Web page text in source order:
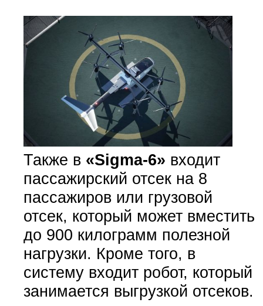
Также в «Sigma-6» входит
пассажирский отсек на 8
пассажиров или грузовой
отсек, который может вместить
до 900 килограмм полезной
нагрузки. Кроме того, в
систему входит робот, который
занимается выгрузкой отсеков.